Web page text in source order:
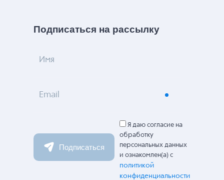
Подписаться на рассылку
Имя
Email
Подписаться
Я даю согласие на
обработку
персональных данных
и ознакомлен(а) с
политикой
конфиденциальности